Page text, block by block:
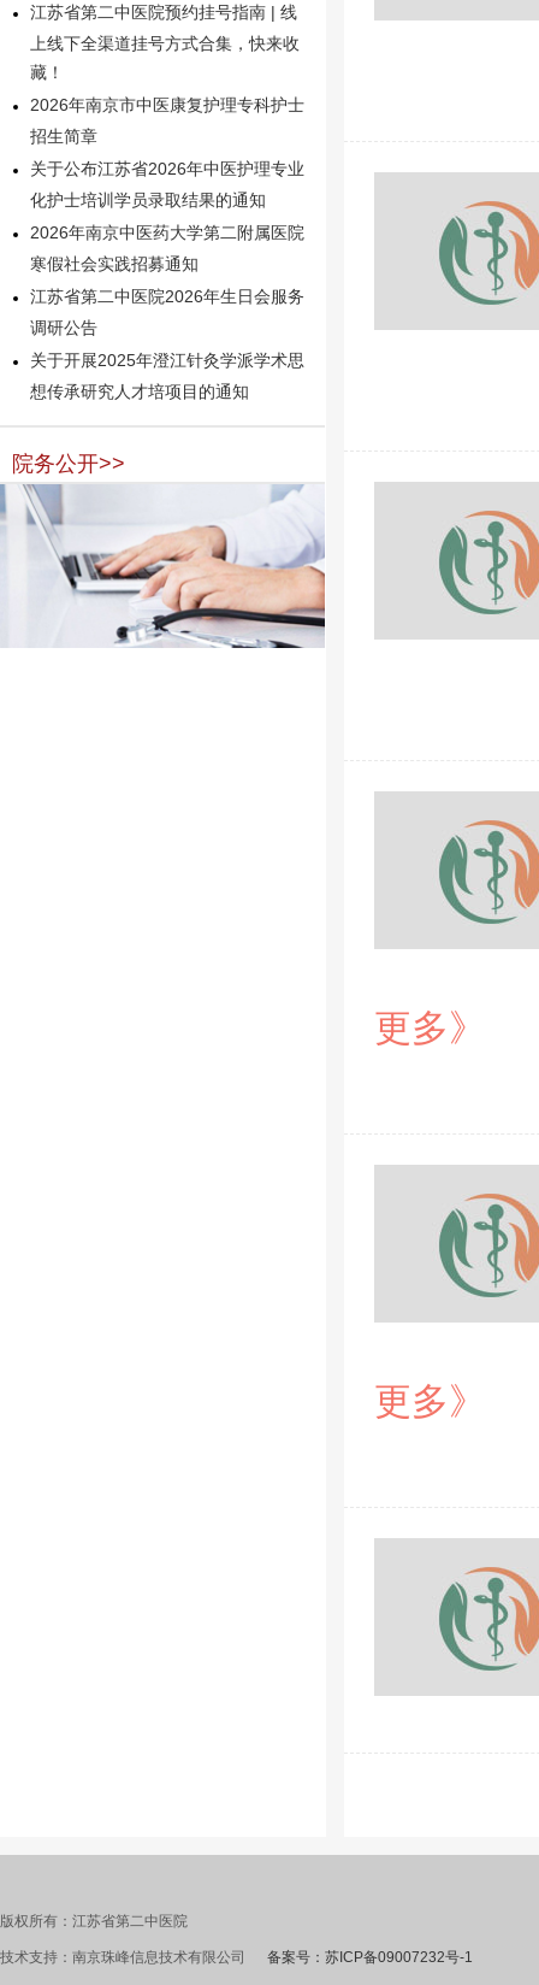
江苏省第二中医院预约挂号指南 | 线
上线下全渠道挂号方式合集，快来收
藏！
2026年南京市中医康复护理专科护士
招生简章
关于公布江苏省2026年中医护理专业
化护士培训学员录取结果的通知
2026年南京中医药大学第二附属医院
寒假社会实践招募通知
江苏省第二中医院2026年生日会服务
调研公告
关于开展2025年澄江针灸学派学术思
想传承研究人才培项目的通知
院务公开>>
更多》
更多》
版权所有：江苏省第二中医院
技术支持：南京珠峰信息技术有限公司 备案号：苏ICP备09007232号-1